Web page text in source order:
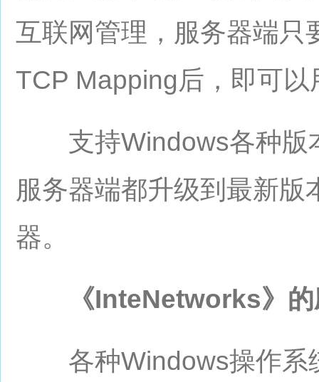
互联网管理，服务器端只
TCP Mapping后，即可
支持Windows各种版
服务器端都升级到最新
器。
《InteNetworks》的
各种Windows操作系